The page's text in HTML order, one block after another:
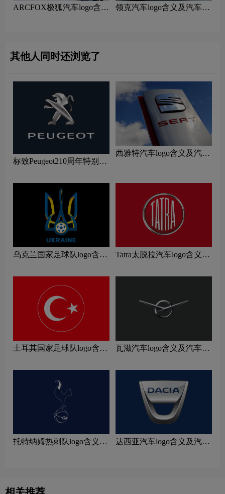
ARCFOX极狐汽车logo含义
领克汽车logo含义及汽车品
其他人同时还浏览了
标致Peugeot210周年特别版
西雅特汽车logo含义及汽车
乌克兰国家足球队logo含义
Tatra太脱拉汽车logo含义及
土耳其国家足球队logo含义
瓦滋汽车logo含义及汽车品
托特纳姆热刺队logo含义及
达西亚汽车logo含义及汽车